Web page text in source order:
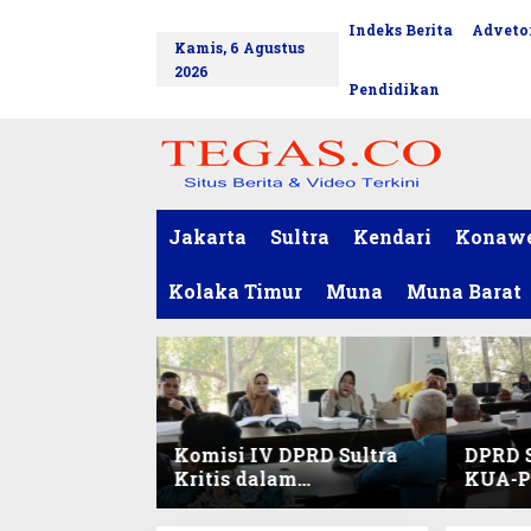
Kamis, 6 Agustus
2026
Indeks Berita
Pendidikan
Jakarta Sultra Kendari
Kolaka Timur Muna Muna Barat
Komisi IV DPRD Sultra
Kritis dalam
Harmonisasi KUA-PPAS
KUA-